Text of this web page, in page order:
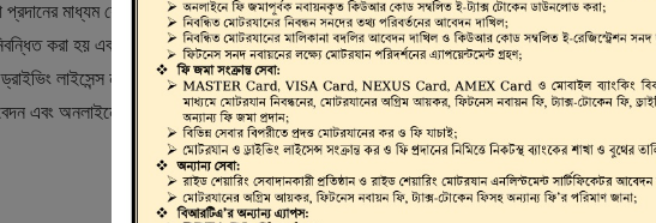
মাধ্যম যেখানে ড্রাইভার, মোটরযান মালিক,
করা হয় এবং শিক্ষানবিশ ড্রাইভিং লাইসেন্স, স্মার্ট
লাইসেন্স নবায়ন, ডুপ্লিকেট ড্রাইভিং লাইসেন্স
এবং অনলাইনে ফি প্রদান করা যায়।